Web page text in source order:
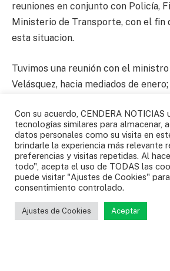
reuniones en conjunto con Policía,
Ministerio de Transporte, con el fin
esta situacion.
Tuvimos una reunión con el
Velásquez, hacia mediados de
miraron y preguntaron, pero no se
resultado porque la violencia sigue,
presidente de la ACC.
Con su acuerdo, CENDERA NOTICIAS
tecnologías similares para almacenar,
datos personales como su visita en
brindarle la experiencia más relevante
preferencias y visitas repetidas. Al
todo", acepta el uso de TODAS las
puede visitar "Ajustes de Cookies"
consentimiento controlado.
Ajustes de Cookies Aceptar